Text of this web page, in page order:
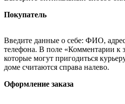
Покупатель
Введите данные о себе: ФИО,
телефона. В поле «Комментарии к
которые могут пригодиться
доме считаются справа налево.
Оформление заказа